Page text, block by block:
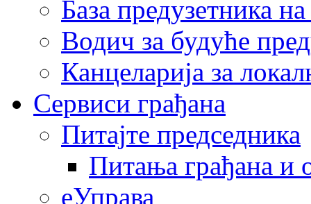
База предузетника
Водич за будуће
Канцеларија за
Сервиси грађана
Питајте председника
Питања грађана и
еУправа